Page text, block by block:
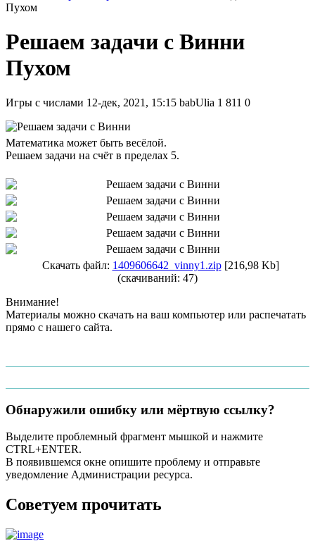
Пухом
Решаем задачи с Винни
Пухом
Игры с числами 12-дек, 2021, 15:15 babUlia 1 811 0
Математика может быть весёлой.
Решаем задачи на счёт в пределах 5.
Скачать файл: 1409606642_vinny1.zip[216,98 Kb]
(cкачиваний: 47)
Внимание!
Материалы можно скачать на ваш компьютер или распечатать
прямо с нашего сайта.
Обнаружили ошибку или мёртвую ссылку?
Выделите проблемный фрагмент мышкой и нажмите
CTRL+ENTER.
В появившемся окне опишите проблему и отправьте
уведомление Администрации ресурса.
Советуем прочитать